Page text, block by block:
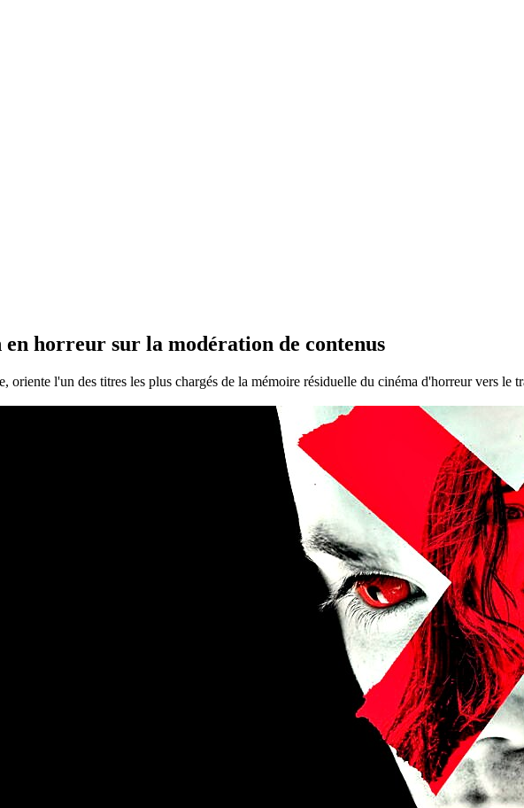
horreur sur la modération de contenus
l'un des titres les plus chargés de la mémoire résiduelle du cinéma d'horreur vers le